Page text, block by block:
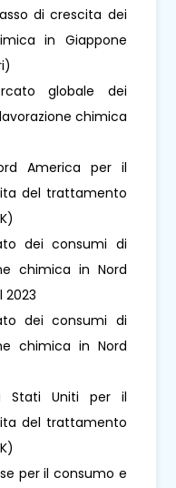
di crescita dei
in Giappone
globale dei
chimica
America per il
del trattamento
dei consumi di
chimica in Nord
2023
dei consumi di
chimica in Nord
Stati Uniti per il
del trattamento
per il consumo e